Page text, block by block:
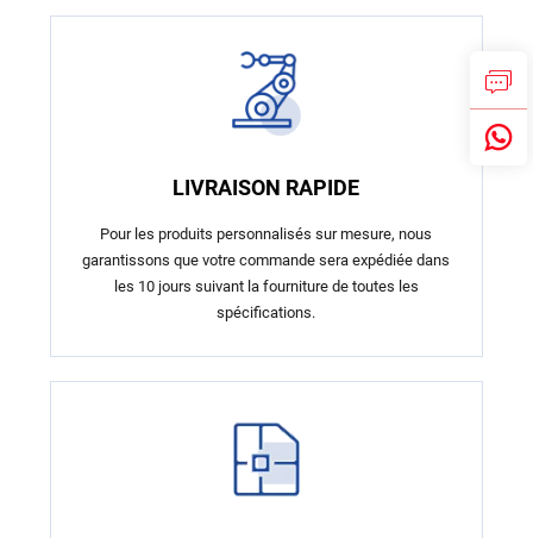
LIVRAISON RAPIDE
Pour les produits personnalisés sur mesure, nous
garantissons que votre commande sera expédiée dans
les 10 jours suivant la fourniture de toutes les
spécifications.